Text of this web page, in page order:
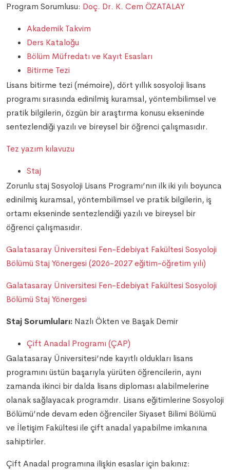
Program Sorumlusu: Doç. Dr. K. Cem ÖZATALAY
Akademik Takvim
Ders Kataloğu
Bölüm Müfredatı ve Kayıt Esasları
Bitirme Tezi
Lisans bitirme tezi (mémoire), dört yıllık sosyoloji lisans
programı sırasında edinilmiş kuramsal, yöntembilimsel ve
pratik bilgilerin, özgün bir araştırma konusu ekseninde
sentezlendiği yazılı ve bireysel bir öğrenci çalışmasıdır.
Tez yazım kılavuzu
Staj
Zorunlu staj Sosyoloji Lisans Programı’nın ilk iki yılı boyunca
edinilmiş kuramsal, yöntembilimsel ve pratik bilgilerin, iş
ortamı ekseninde sentezlendiği yazılı ve bireysel bir
öğrenci çalışmasıdır.
Galatasaray Üniversitesi Fen-Edebiyat Fakültesi Sosyoloji
Bölümü Staj Yönergesi (2026-2027 eğitim-öğretim yılı)
Galatasaray Üniversitesi Fen-Edebiyat Fakültesi Sosyoloji
Bölümü Staj Yönergesi
Staj Sorumluları: Nazlı Ökten ve Başak Demir
Çift Anadal Programı (ÇAP)
Galatasaray Üniversitesi’nde kayıtlı oldukları lisans
programını üstün başarıyla yürüten öğrencilerin, aynı
zamanda ikinci bir dalda lisans diploması alabilmelerine
olanak sağlayacak programdır. Lisans eğitimlerine Sosyoloji
Bölümü’nde devam eden öğrenciler Siyaset Bilimi Bölümü
ve İletişim Fakültesi ile çift anadal yapabilme imkanına
sahiptirler.
Çift Anadal programına ilişkin esaslar için bakınız: